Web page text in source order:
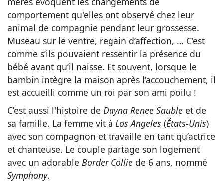
comportement qu'elles ont observé chez leur
animal de compagnie pendant leur grossesse.
Museau sur le ventre, regain d’affection, … C’est
comme s’ils pouvaient ressentir la présence du
bébé avant qu’il naisse. Et souvent, lorsque le
bambin intègre la maison après l’accouchement, il
est accueilli comme un roi par son ami poilu !
C’est aussi l'histoire de Dayna Renee Sauble et de
sa famille. La femme vit à Los Angeles (États-Unis)
avec son compagnon et travaille en tant qu’actrice
et chanteuse. Le couple partage son logement
avec un adorable Border Collie de 6 ans, nommé
Symphony.